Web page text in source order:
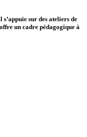
sur des ateliers de
un cadre pédagogique à